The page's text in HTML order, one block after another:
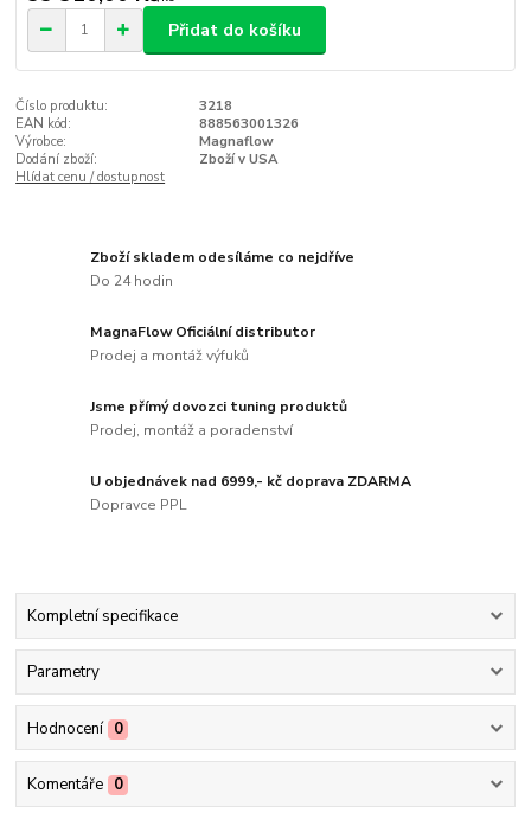
Přidat do košíku
Číslo produktu:
3218
EAN kód:
888563001326
Výrobce:
Magnaflow
Dodání zboží:
Zboží v USA
Hlídat cenu / dostupnost
Zboží skladem odesíláme co nejdříve
Do 24 hodin
MagnaFlow Oficiální distributor
Prodej a montáž výfuků
Jsme přímý dovozci tuning produktů
Prodej, montáž a poradenství
U objednávek nad 6999,- kč doprava ZDARMA
Dopravce PPL
Kompletní specifikace
Parametry
Hodnocení 0
Komentáře 0